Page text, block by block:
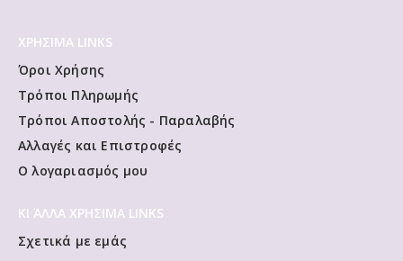
ΧΡΗΣΙΜΑ LINKS
Όροι Χρήσης
Τρόποι Πληρωμής
Τρόποι Αποστολής - Παραλαβής
Αλλαγές και Επιστροφές
Ο λογαριασμός μου
ΚΙ ΆΛΛΑ ΧΡΗΣΙΜΑ LINKS
Σχετικά με εμάς